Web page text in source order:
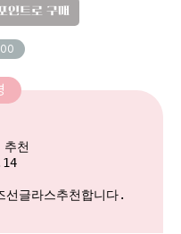
인트로 구매
천
선글라스추천합니다.